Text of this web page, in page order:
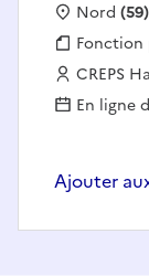
Nord (59)
Fonction
Fonction
CREPS
En ligne
Ajouter